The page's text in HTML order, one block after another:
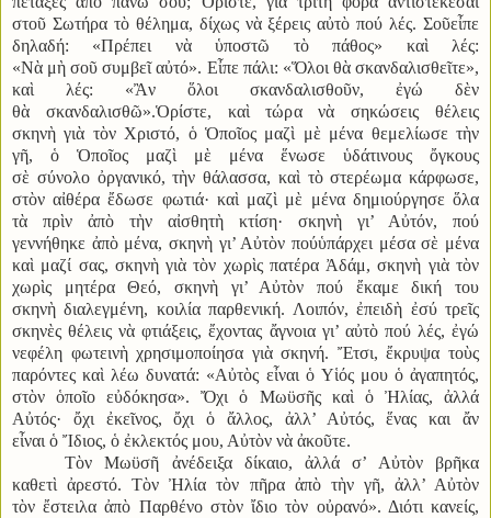
στοῦ Σωτήρα τὸ θέλημα, δίχως νὰ ξέρεις αὐτὸ πού λές. Σοῦεἶπε
δηλαδή: «Πρέπει νὰ ὑποστῶ τὸ πάθος» καὶ λές:
«Νὰ μὴ σοῦ συμβεῖ αὐτό». Εἶπε πάλι: «Ὅλοι θὰ σκανδαλισθεῖτε»,
καὶ λές: «Ἂν ὅλοι σκανδαλισθοῦν, ἐγώ δὲν
θὰ σκανδαλισθῶ».Ὁρίστε, καὶ τώρα νὰ σηκώσεις θέλεις
σκηνὴ γιὰ τὸν Χριστό, ὁ Ὁποῖος μαζὶ μὲ μένα θεμελίωσε τὴν
γῆ, ὁ Ὁποῖος μαζὶ μὲ μένα ἕνωσε ὑδάτινους ὄγκους
σὲ σύνολο ὀργανικό, τὴν θάλασσα, καὶ τὸ στερέωμα κάρφωσε,
στὸν αἰθέρα ἔδωσε φωτιά· καὶ μαζὶ μὲ μένα δημιούργησε ὅλα
τὰ πρὶν ἀπὸ τὴν αἰσθητὴ κτίση· σκηνὴ γι’ Αὐτόν, πού
γεννήθηκε ἀπὸ μένα, σκηνὴ γι’ Αὐτὸν πούὑπάρχει μέσα σὲ μένα
καὶ μαζί σας, σκηνὴ γιὰ τὸν χωρὶς πατέρα Ἀδάμ, σκηνὴ γιὰ τὸν
χωρὶς μητέρα Θεό, σκηνὴ γι’ Αὐτὸν πού ἔκαμε δική του
σκηνὴ διαλεγμένη, κοιλία παρθενική. Λοιπόν, ἐπειδὴ ἐσύ τρεῖς
σκηνὲς θέλεις νὰ φτιάξεις, ἔχοντας ἄγνοια γι’ αὐτὸ πού λές, ἐγώ
νεφέλη φωτεινὴ χρησιμοποίησα γιὰ σκηνή. Ἔτσι, ἔκρυψα τοὺς
παρόντες καὶ λέω δυνατά: «Αὐτὸς εἶναι ὁ Υἱός μου ὁ ἀγαπητός,
στὸν ὁποῖο εὐδόκησα». Ὄχι ὁ Μωϋσῆς καὶ ὁ Ἠλίας, ἀλλά
Αὐτός· ὄχι ἐκεῖνος, ὄχι ὁ ἄλλος, ἀλλ’ Αὐτός, ἕνας και ἄν
εἶναι ὁ Ἴδιος, ὁ ἐκλεκτός μου, Αὐτὸν νὰ ἀκοῦτε.
Τὸν Μωϋσῆ ἀνέδειξα δίκαιο, ἀλλά σ’ Αὐτὸν βρῆκα
καθετὶ ἀρεστό. Τὸν Ἠλία τὸν πῆρα ἀπὸ τὴν γῆ, ἀλλ’ Αὐτὸν
τὸν ἔστειλα ἀπὸ Παρθένο στὸν ἴδιο τὸν οὐρανό». Διότι κανείς,